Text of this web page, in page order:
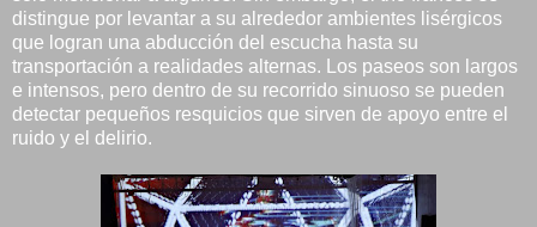
distingue por levantar a su alrededor ambientes lisérgicos
que logran una abducción del escucha hasta su
transportación a realidades alternas. Los paseos son largos
e intensos, pero dentro de su recorrido sinuoso se pueden
detectar pequeños resquicios que sirven de apoyo entre el
ruido y el delirio.